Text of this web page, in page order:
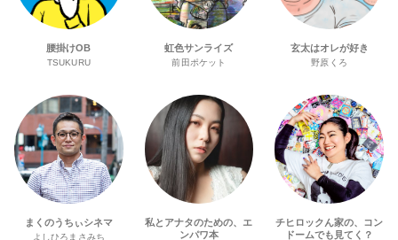
腰掛けOB
TSUKURU
虹色サンライズ
前田ポケット
玄太はオレが好き
野原くろ
まくのうちぃシネマ
よしひろまさみち
私とアナタのための、エ
ンパワ本
チヒロックん家の、コン
ドームでも見てく？